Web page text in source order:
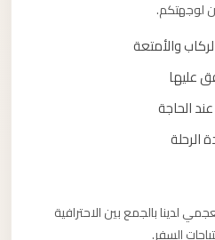
لوجهتكم.
والأمتعة
عليها
الحاجة
لدينا بالجمع بين الاحترافية
السفر.